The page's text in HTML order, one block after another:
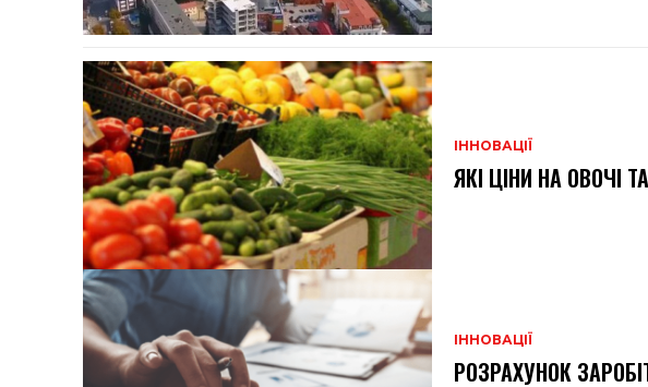
ІННОВАЦІЇ
ЯКІ ЦІНИ НА ОВОЧІ
ІННОВАЦІЇ
РОЗРАХУНОК